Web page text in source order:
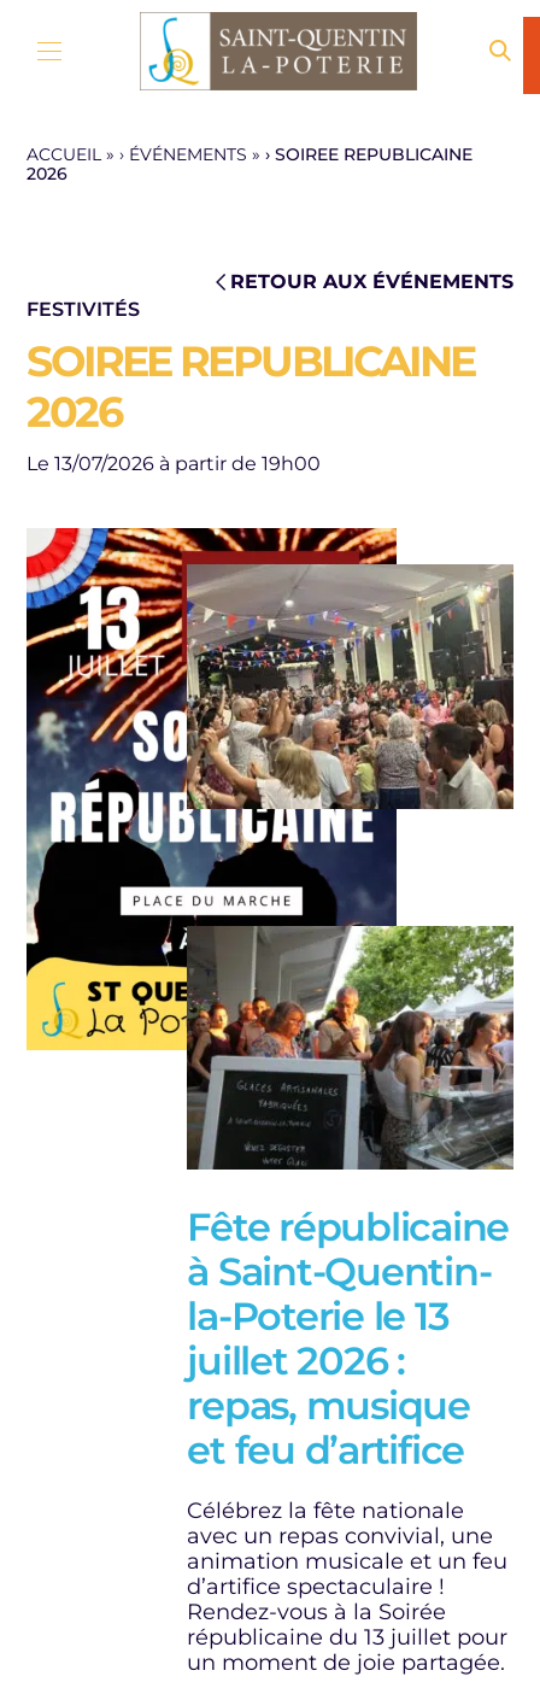
ACCUEIL» ÉVÉNEMENTS » SOIREE REPUBLICAINE
2026
FESTIVITÉS
RETOUR AUX ÉVÉNEMENTS
SOIREE REPUBLICAINE
2026
Le 13/07/2026 à partir de 19h00
Fête républicaine
à Saint-Quentin-
la-Poterie le 13
juillet 2026 :
repas, musique
et feu d’artifice
Célébrez la fête nationale
avec un repas convivial, une
animation musicale et un feu
d’artifice spectaculaire !
Rendez-vous à la Soirée
républicaine du 13 juillet pour
un moment de joie partagée.